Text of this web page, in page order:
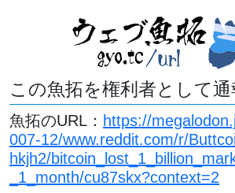
この魚拓を権利者として通
魚拓のURL： https://
007-12/www.reddit.com/r/
hkjh2/
_1_month/cu87skx?context=2